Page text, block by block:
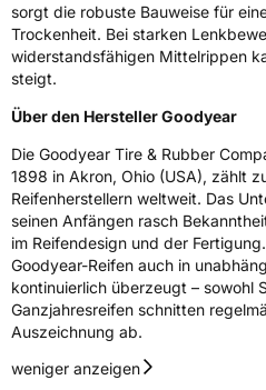
3PMSF / Schneeflockensymbol /
EPREL ID
Allgemeine Produktsicherheit
Herstellerkontakt Goodyear S.A.
Gordon Smith
sorgt die robuste Bauweise für
Trockenheit. Bei starken
widerstandsfähigen Mittelrippen
steigt.
Über den Hersteller Goodyear
Die Goodyear Tire & Rubber
1898 in Akron, Ohio (USA), zählt
Reifenherstellern weltweit. Das
seinen Anfängen rasch
im Reifendesign und der
Goodyear-Reifen auch in
kontinuierlich überzeugt – sowohl
Ganzjahresreifen schnitten
Auszeichnung ab.
weniger anzeigen